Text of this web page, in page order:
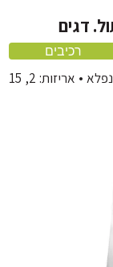
רכיבים
אוכל לחתולים מלא ומאוזן • קל לעיכול עם טעם נפלא • אריזות: 2, 15